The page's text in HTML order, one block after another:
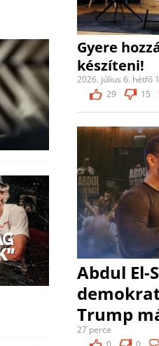
Gyere
készíteni!
2026. július 6. hétfő
29
15
Abdul El-
Trump
27 perce